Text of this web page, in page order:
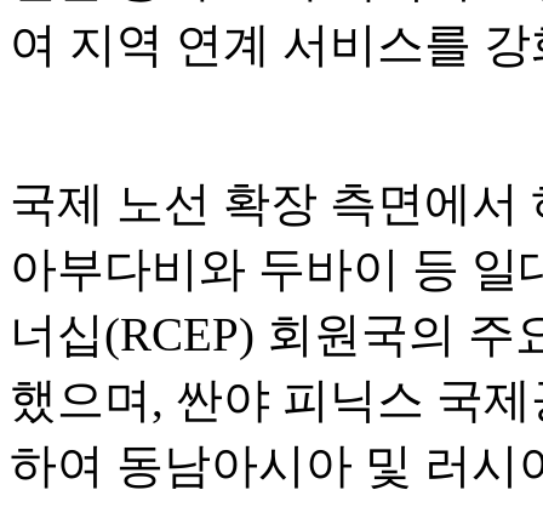
여 지역 연계 서비스를
국제 노선 확장 측면에서
아부다비와 두바이 등
너십(RCEP) 회원국의
했으며, 싼야 피닉스 국
하여 동남아시아 및 러시